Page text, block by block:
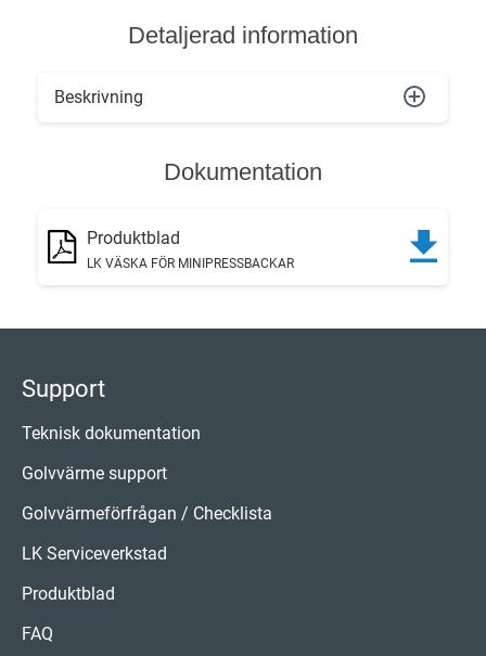
Detaljerad information
Beskrivning
Dokumentation
Produktblad
LK VÄSKA FÖR MINIPRESSBACKAR
Support
Teknisk dokumentation
Golvvärme support
Golvvärmeförfrågan / Checklista
LK Serviceverkstad
Produktblad
FAQ